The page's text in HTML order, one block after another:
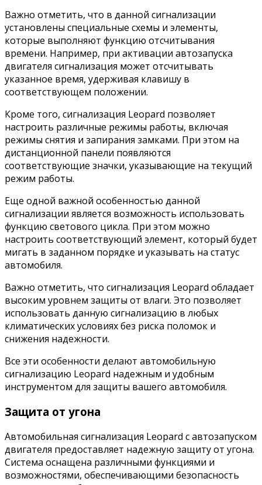
Важно отметить, что в данной сигнализации
установлены специальные схемы и элементы,
которые выполняют функцию отсчитывания
времени. Например, при активации автозапуска
двигателя сигнализация может отсчитывать
указанное время, удерживая клавишу в
соответствующем положении.
Кроме того, сигнализация Leopard позволяет
настроить различные режимы работы, включая
режимы снятия и запирания замками. При этом на
дистанционной панели появляются
соответствующие значки, указывающие на текущий
режим работы.
Еще одной важной особенностью данной
сигнализации является возможность использовать
функцию светового цикла. При этом можно
настроить соответствующий элемент, который будет
мигать в заданном порядке и указывать на статус
автомобиля.
Важно отметить, что сигнализация Leopard обладает
высоким уровнем защиты от влаги. Это позволяет
использовать данную сигнализацию в любых
климатических условиях без риска поломок и
снижения надежности.
Все эти особенности делают автомобильную
сигнализацию Leopard надежным и удобным
инструментом для защиты вашего автомобиля.
Защита от угона
Автомобильная сигнализация Leopard с автозапуском
двигателя предоставляет надежную защиту от угона.
Система оснащена различными функциями и
возможностями, обеспечивающими безопасность